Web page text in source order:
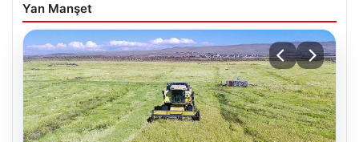
Yan Manşet